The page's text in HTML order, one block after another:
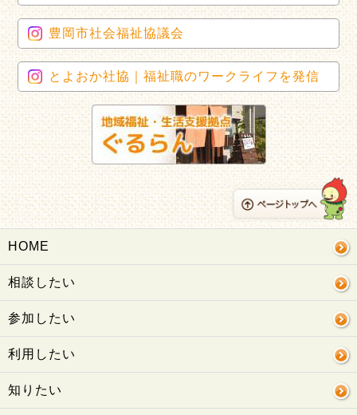
豊岡市社会福祉協議会
とよおか社協｜福祉職のワークライフを発信
HOME
相談したい
参加したい
利用したい
知りたい